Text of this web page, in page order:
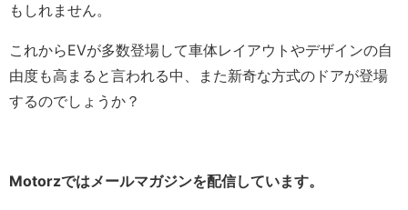
もしれません。
これからEVが多数登場して車体レイアウトやデザインの自
由度も高まると言われる中、また新奇な方式のドアが登場
するのでしょうか？
Motorzではメールマガジンを配信しています。